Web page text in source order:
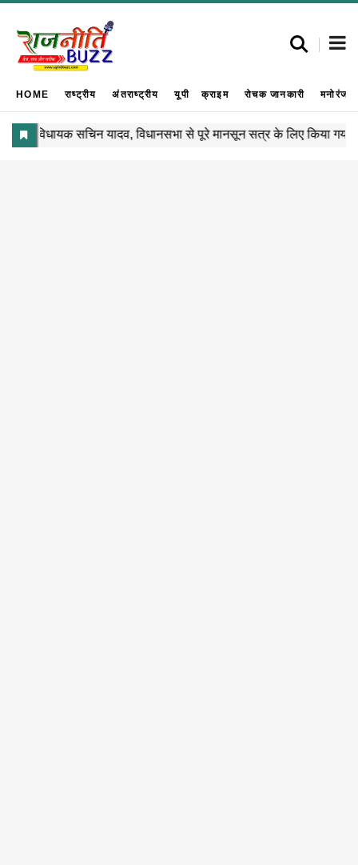
HOME राष्ट्रीय अंतराष्ट्रीय यूपी क्राइम रोचक जानकारी मनोरंजन